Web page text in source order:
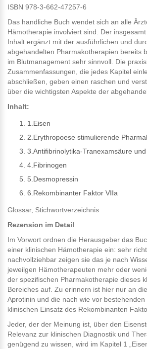
ISBN 978-3-662-47257-6
Das handliche Buch wendet sich an alle
Hämotherapie involviert sind. Der
Inhalt ergänzt mit der ausführlichen und
abgehandelten Pharmakotherapien bereits
im Blutmanagement sehr sinnvoll. Die
Zusammenfassungen, die jedes Kapitel
abschließen, geben einen raschen und
über die wichtigsten Aspekte der
Inhalt:
1.Eisen
2.Erythropoese stimulierende
3.Antifibrinolytika-Tranexamsäure und
4.Fibrinogen
5.Desmopressin
6.Rekombinanter Faktor VIIa
Glossar, Stichwortverzeichnis
Rezension im Detail
Im Vorwort ordnen die Herausgeber das
einer klinischen Hämotherapie ein: sehr
nachvollziehbar zeigen sie das je nach
jeweilgen Hämotherapeuten mehr oder
der spezifischen Pharmakotherapie dieses
Bereiches auf. Zu erinnern ist hier nur an
Aprotinin und die nach wie vor
klinischen Einsatz des Rekombinanten
Jeder, der der Meinung ist, über den
Relevanz zur klinischen Diagnostik und
genügend zu wissen, wird im Kapitel 1